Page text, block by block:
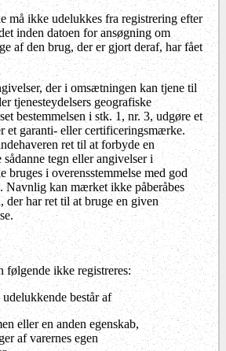
må ikke udelukkes fra registrering efter
inden datoen for ansøgning om
af den brug, der er gjort deraf, har fået
der i omsætningen kan tjene til
tjenesteydelsers geografiske
bestemmelsen i stk. 1, nr. 3, udgøre et
et garanti- eller certificeringsmærke.
ret til at forbyde en
sådanne tegn eller angivelser i
bruges i overensstemmelse med god
Navnlig kan mærket ikke påberåbes
der har ret til at bruge en given
følgende ikke registreres:
består af
eller en anden egenskab,
af varernes egen